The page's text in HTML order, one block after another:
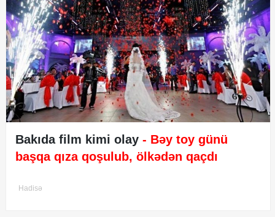
Bakıda film kimi olay - Bəy toy günü
başqa qıza qoşulub, ölkədən qaçdı
Hadisə